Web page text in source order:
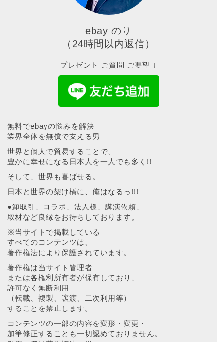
ebay のり
（24時間以内返信）
プレゼント ご質問 ご要望 ↓
無料でebayの悩みを解決
業界全体を無償で支える男
世界と個人で貿易することで、
豊かに幸せになる日本人を一人でも多く!!
そして、世界も喜ばせる。
日本と世界の架け橋に、俺はなるっ!!!
●卸取引、コラボ、法人様、講演依頼、
取材など良縁をお待ちしております。
※当サイトで掲載している
すべてのコンテンツは、
著作権法により保護されています。
著作権は当サイト管理者
または各権利所有者が保有しており、
許可なく無断利用
（転載、複製、譲渡、二次利用等）
することを禁止します。
コンテンツの一部の内容を変形・変更・
加筆修正することも一切認めておりません。